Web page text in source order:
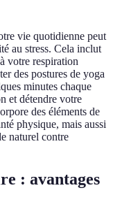
vie quotidienne peut
au stress. Cela inclut
votre respiration
des postures de yoga
minutes chaque
et détendre votre
des éléments de
physique, mais aussi
naturel contre
: avantages